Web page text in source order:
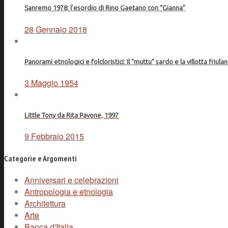
Sanremo 1978: l’esordio di Rino Gaetano con “Gianna”
28 Gennaio 2018
Panorami etnologici e folcloristici: Il “muttu” sardo e la villotta
3 Maggio 1954
Little Tony da Rita Pavone, 1997
9 Febbraio 2015
Categorie e Argomenti
Anniversari e celebrazioni
Antropologia e etnologia
Architettura
Arte